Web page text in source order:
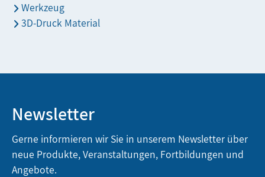
Werkzeug
3D-Druck Material
Newsletter
Gerne informieren wir Sie in unserem Newsletter über
neue Produkte, Veranstaltungen, Fortbildungen und
Angebote.